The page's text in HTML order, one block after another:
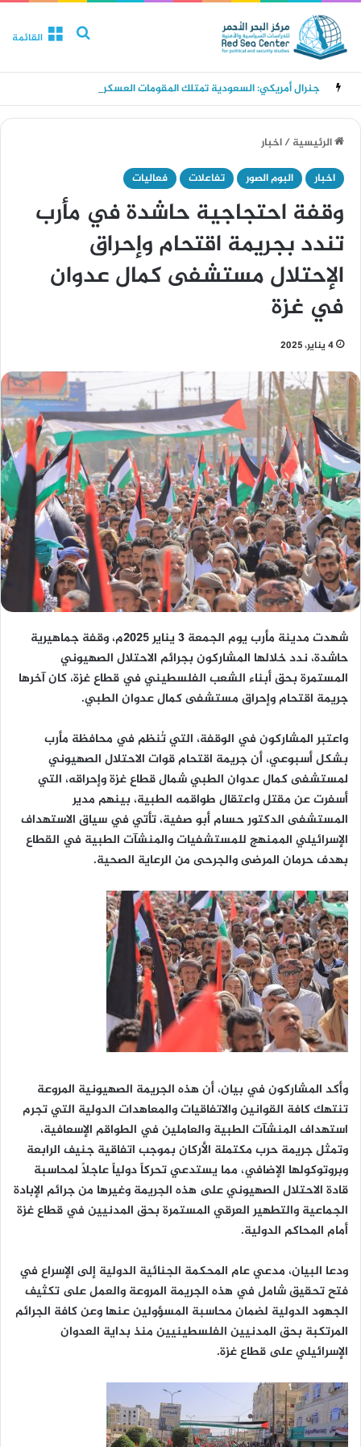
القائمةبحث عن
الرئيسية/اخبار
اخبار
البوم الصور تفاعلات فعاليات
وقفة احتجاجية حاشدة في مأرب
تندد بجريمة اقتحام وإحراق
الإحتلال مستشفى كمال عدوان
في غزة
4 يناير، 2025
شهدت مدينة مأرب يوم الجمعة 3 يناير 2025م، وقفة جماهيرية
حاشدة، ندد خلالها المشاركون بجرائم الاحتلال الصهيوني
المستمرة بحق أبناء الشعب الفلسطيني في قطاع غزة، كان آخرها
جريمة اقتحام وإحراق مستشفى كمال عدوان الطبي.
واعتبر المشاركون في الوقفة، التي تُنظم في محافظة مأرب
بشكل أسبوعي، أن جريمة اقتحام قوات الاحتلال الصهيوني
لمستشفى كمال عدوان الطبي شمال قطاع غزة وإحراقه، التي
أسفرت عن مقتل واعتقال طواقمه الطبية، بينهم مدير
المستشفى الدكتور حسام أبو صفية، تأتي في سياق الاستهداف
الإسرائيلي الممنهج للمستشفيات والمنشآت الطبية في القطاع
بهدف حرمان المرضى والجرحى من الرعاية الصحية.
وأكد المشاركون في بيان، أن هذه الجريمة الصهيونية المروعة
تنتهك كافة القوانين والاتفاقيات والمعاهدات الدولية التي تجرم
استهداف المنشآت الطبية والعاملين في الطواقم الإسعافية،
وتمثل جريمة حرب مكتملة الأركان بموجب اتفاقية جنيف الرابعة
وبروتوكولها الإضافي، مما يستدعي تحركاً دولياً عاجلاً لمحاسبة
قادة الاحتلال الصهيوني على هذه الجريمة وغيرها من جرائم الإبادة
الجماعية والتطهير العرقي المستمرة بحق المدنيين في قطاع غزة
أمام المحاكم الدولية.
ودعا البيان، مدعي عام المحكمة الجنائية الدولية إلى الإسراع في
فتح تحقيق شامل في هذه الجريمة المروعة والعمل على تكثيف
الجهود الدولية لضمان محاسبة المسؤولين عنها وعن كافة الجرائم
المرتكبة بحق المدنيين الفلسطينيين منذ بداية العدوان
الإسرائيلي على قطاع غزة.